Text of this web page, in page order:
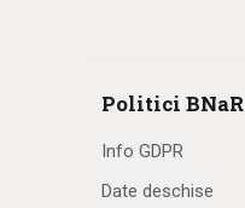
Politici BNaR
Info GDPR
Date deschise